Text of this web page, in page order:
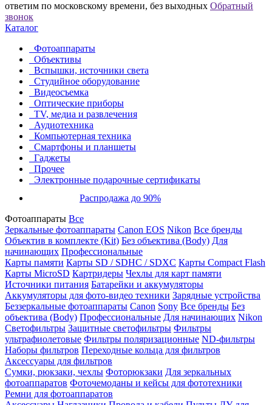
ответим по московскому времени, без выходных Обратный
звонок
Каталог
Фотоаппараты
Объективы
Вспышки, источники света
Студийное оборудование
Видеосъемка
Оптические приборы
TV, медиа и развлечения
Аудиотехника
Компьютерная техника
Смартфоны и планшеты
Гаджеты
Прочее
Электронные подарочные сертификаты
Распродажа до 90%
Фотоаппараты Все
Зеркальные фотоаппараты Canon EOS Nikon Все бренды
Объектив в комплекте (Kit) Без объектива (Body) Для
начинающих Профессиональные
Карты памяти Карты SD / SDHC / SDXC Карты Compact Flash
Карты MicroSD Картридеры Чехлы для карт памяти
Источники питания Батарейки и аккумуляторы
Аккумуляторы для фото-видео техники Зарядные устройства
Беззеркальные фотоаппараты Canon Sony Все бренды Без
объектива (Body) Профессиональные Для начинающих Nikon
Светофильтры Защитные светофильтры Фильтры
ультрафиолетовые Фильтры поляризационные ND-фильтры
Наборы фильтров Переходные кольца для фильтров
Аксессуары для фильтров
Сумки, рюкзаки, чехлы Фоторюкзаки Для зеркальных
фотоаппаратов Фоточемоданы и кейсы для фототехники
Ремни для фотоаппаратов